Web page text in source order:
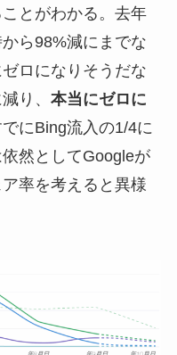
とがわかる。去年
ら98%減にまでな
ロになりそうだな
り、 本当にゼロに
でにBing流入の1/4に
然としてGoogleが
率を考えると異様